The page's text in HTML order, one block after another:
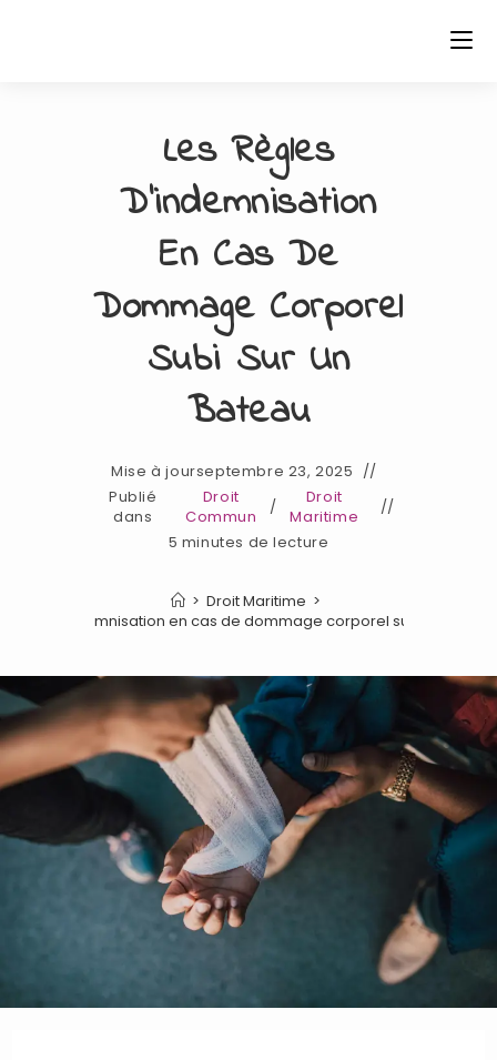
Les Règles
D’indemnisation
En Cas De
Dommage Corporel
Subi Sur Un
Bateau
Mise à jourseptembre 23, 2025
Publié
dans
Droit
Commun
/
Droit
Maritime
5 minutes de lecture
> Droit Maritime >
d’indemnisation en cas de dommage corporel subi sur un